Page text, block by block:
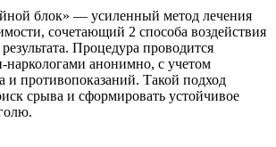
блок» — усиленный метод лечения
сочетающий 2 способа воздействия
Процедура проводится
анонимно, с учетом
и противопоказаний. Такой подход
срыва и сформировать устойчивое